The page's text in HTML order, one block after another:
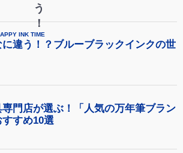
う
！